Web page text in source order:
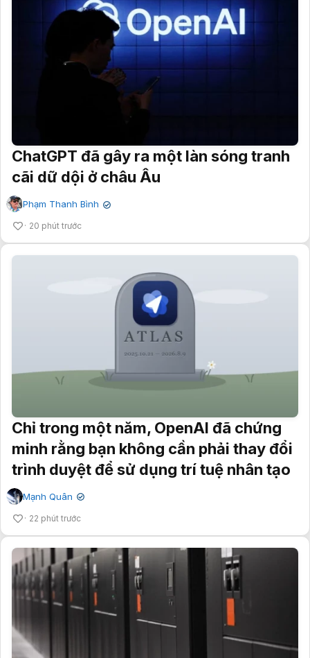
ChatGPT đã gây ra một làn sóng tranh
cãi dữ dội ở châu Âu
Phạm Thanh Bình ✔
20 phút trước
Chỉ trong một năm, OpenAI đã chứng
minh rằng bạn không cần phải thay đổi
trình duyệt để sử dụng trí tuệ nhân tạo
Mạnh Quân ✔
22 phút trước